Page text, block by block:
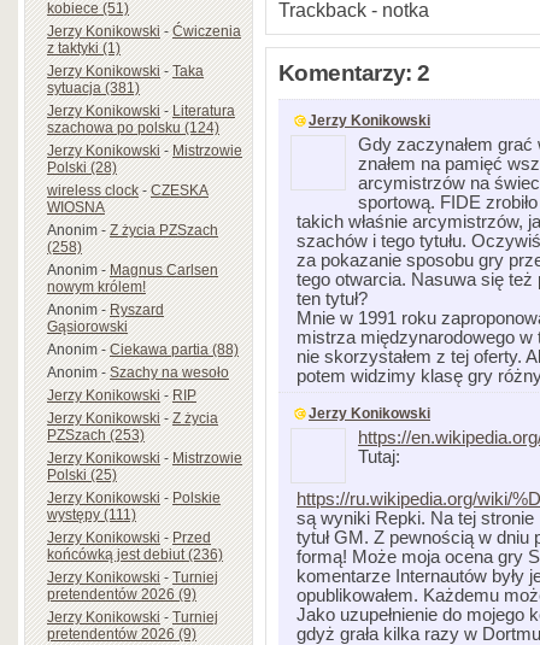
kobiece (51)
Jerzy Konikowski-Ćwiczenia
z taktyki (1)
Jerzy Konikowski-Taka
sytuacja (381)
Jerzy Konikowski-Literatura
szachowa po polsku (124)
Jerzy Konikowski-Mistrzowie
Polski (28)
wireless clock-CZESKA
WIOSNA
Anonim-Z życia PZSzach
(258)
Anonim-Magnus Carlsen
nowym królem!
Anonim-Ryszard
Gąsiorowski
Anonim-Ciekawa partia (88)
Anonim-Szachy na wesoło
Jerzy Konikowski-RIP
Jerzy Konikowski-Z życia
PZSzach (253)
Jerzy Konikowski-Mistrzowie
Polski (25)
Jerzy Konikowski-Polskie
występy (111)
Jerzy Konikowski-Przed
końcówką jest debiut (236)
Jerzy Konikowski-Turniej
pretendentów 2026 (9)
Jerzy Konikowski-Turniej
pretendentów 2026 (9)
Trackback - notka
Komentarzy: 2
Jerzy Konikowski
Gdy zaczynałem grać
znałem na pamięć
arcymistrzów na
sportową. FIDE
takich właśnie arcymistrzów,
szachów i tego tytułu.
za pokazanie sposobu gry
tego otwarcia. Nasuwa się też
ten tytuł?
Mnie w 1991 roku
mistrza międzynarodowego w
nie skorzystałem z tej oferty.
potem widzimy klasę gry
Jerzy Konikowski
https://
Tutaj:
https://ru.wikipedia.org/wiki/
są wyniki Repki. Na tej
tytuł GM. Z pewnością w dniu
formą! Może moja ocena gry
komentarze Internautów były
opublikowałem. Każdemu
Jako uzupełnienie do mojego
gdyż grała kilka razy w